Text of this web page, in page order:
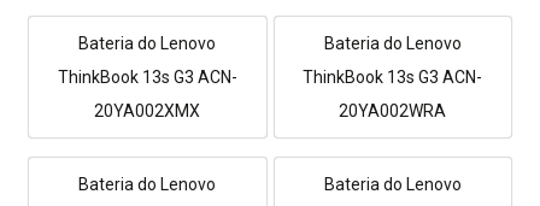
Bateria do Lenovo
ThinkBook 13s G3 ACN-
20YA002XMX
Bateria do Lenovo
ThinkBook 13s G3 ACN-
20YA002WRA
Bateria do Lenovo
Bateria do Lenovo